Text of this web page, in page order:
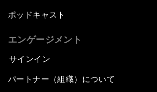
ポッドキャスト
エンゲージメント
サインイン
パートナー（組織）について